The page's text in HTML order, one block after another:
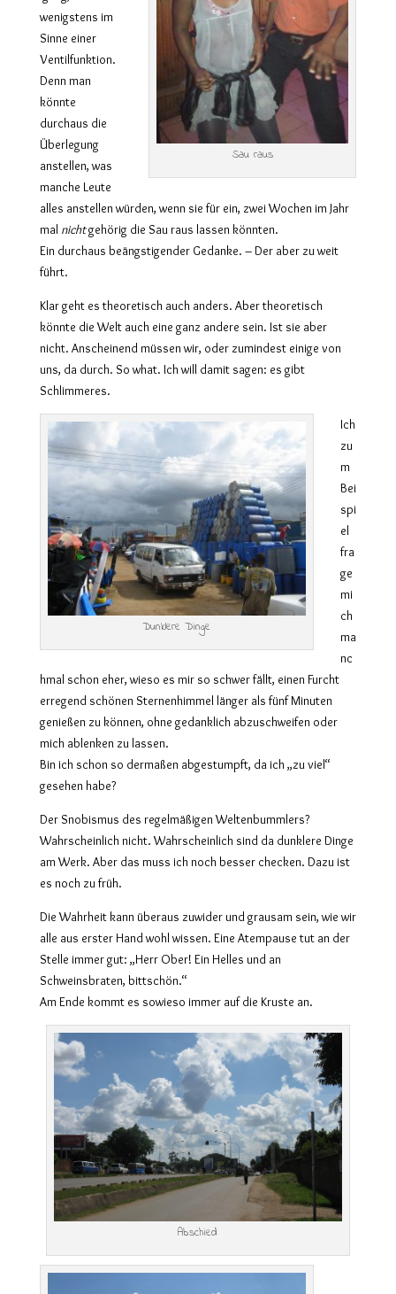
Sau raus
wenigstens im
Sinne einer
Ventilfunktion.
Denn man
könnte
durchaus die
Überlegung
anstellen, was
manche Leute
alles anstellen würden, wenn sie für ein, zwei Wochen im Jahr
mal nichtgehörig die Sau raus lassen könnten.
Ein durchaus beängstigender Gedanke. – Der aber zu weit
führt.
Klar geht es theoretisch auch anders. Aber theoretisch
könnte die Welt auch eine ganz andere sein. Ist sie aber
nicht. Anscheinend müssen wir, oder zumindest einige von
uns, da durch. So what. Ich will damit sagen: es gibt
Schlimmeres.
Dunklere Dinge
Ich
zu
m
Bei
spi
el
fra
ge
mi
ch
ma
nc
hmal schon eher, wieso es mir so schwer fällt, einen Furcht
erregend schönen Sternenhimmel länger als fünf Minuten
genießen zu können, ohne gedanklich abzuschweifen oder
mich ablenken zu lassen.
Bin ich schon so dermaßen abgestumpft, da ich „zu viel“
gesehen habe?
Der Snobismus des regelmäßigen Weltenbummlers?
Wahrscheinlich nicht. Wahrscheinlich sind da dunklere Dinge
am Werk. Aber das muss ich noch besser checken. Dazu ist
es noch zu früh.
Die Wahrheit kann überaus zuwider und grausam sein, wie wir
alle aus erster Hand wohl wissen. Eine Atempause tut an der
Stelle immer gut: „Herr Ober! Ein Helles und an
Schweinsbraten, bittschön.“
Am Ende kommt es sowieso immer auf die Kruste an.
Abschied